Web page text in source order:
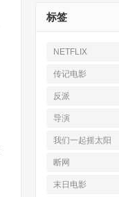
标签
NETFLIX
传记电影
反派
导演
我们一起摇太阳
断网
末日电影